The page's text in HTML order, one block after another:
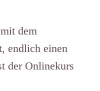
dem
endlich einen
der Onlinekurs